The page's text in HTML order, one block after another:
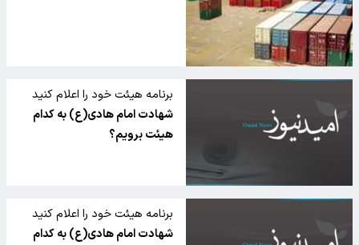
برنامه هیئت خود را اعلام کنید
شهادت امام هادی(ع) به کدام
هیئت برویم؟
برنامه هیئت خود را اعلام کنید
شهادت امام هادی(ع) به کدام